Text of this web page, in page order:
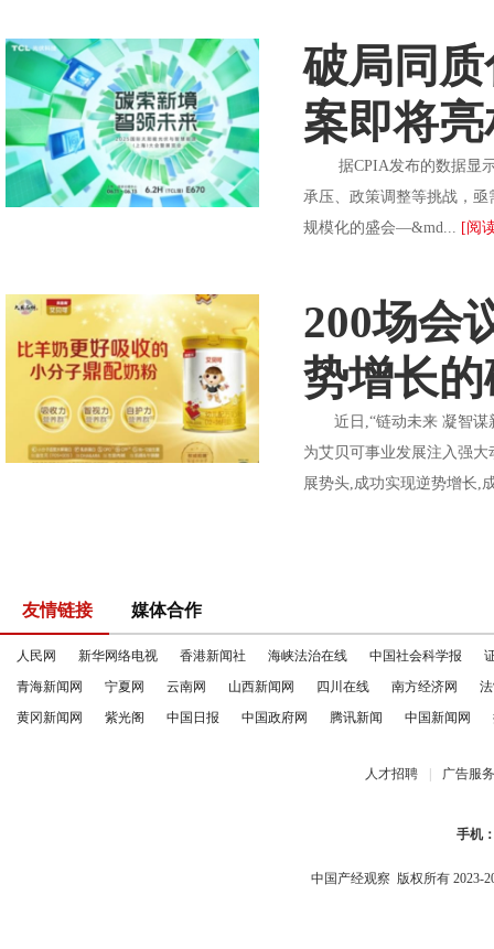
破局同
案即将亮
据CPIA发布的数据显示
承压、政策调整等挑战，
规模化的盛会—&md... [阅
200场会
势增长
近日,“链动未来 凝智谋新
为艾贝可事业发展注入强
展势头,成功实现逆势增长
友情链接 媒体合作
人民网 新华网络电视 香港新闻社 海峡法治在线 中国社会科学报
青海新闻网
宁夏网 云南网 山西新闻网 四川在线 南方经济网
黄冈新闻网
紫光阁 中国日报 中国政府网 腾讯新闻 中国新闻网
人才招聘 广告服务
手机
中国产经观察 版权所有 2023-